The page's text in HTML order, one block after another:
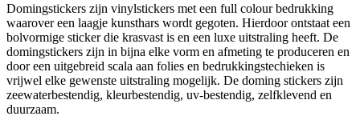
Domingstickers zijn vinylstickers met een full colour bedrukking
waarover een laagje kunsthars wordt gegoten. Hierdoor ontstaat een
bolvormige sticker die krasvast is en een luxe uitstraling heeft. De
domingstickers zijn in bijna elke vorm en afmeting te produceren en
door een uitgebreid scala aan folies en bedrukkingstechieken is
vrijwel elke gewenste uitstraling mogelijk. De doming stickers zijn
zeewaterbestendig, kleurbestendig, uv-bestendig, zelfklevend en
duurzaam.